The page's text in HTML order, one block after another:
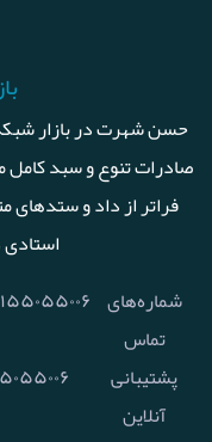
حسن شهرت در بازار
صادرات تنوع و سبد کامل
فراتر از داد و ستدهای
شماره‌های
تماس
پشتیبانی
آنلاین